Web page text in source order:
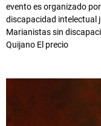
evento es organizado
discapacidad intelectual
Marianistas sin
Quijano El precio